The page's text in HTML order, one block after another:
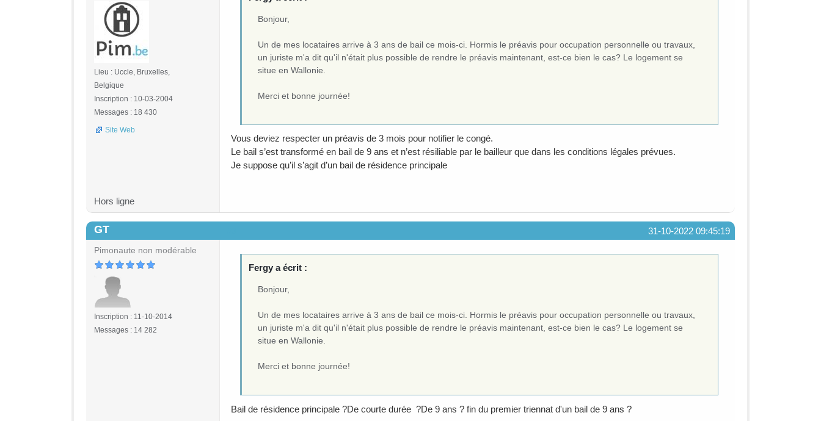
Lieu : Uccle, Bruxelles,
Belgique
Inscription : 10-03-2004
Messages : 18 430
Site Web
Bonjour,
Un de mes locataires arrive à 3 ans de bail ce mois-ci. Hormis le préavis pour occupation personnelle ou travaux,
un juriste m'a dit qu'il n'était plus possible de rendre le préavis maintenant, est-ce bien le cas? Le logement se
situe en Wallonie.
Merci et bonne journée!
Vous deviez respecter un préavis de 3 mois pour notifier le congé.
Le bail s’est transformé en bail de 9 ans et n’est résiliable par le bailleur que dans les conditions légales prévues.
Je suppose qu’il s’agit d’un bail de résidence principale
Hors ligne
31-10-2022 09:45:19
GT
Pimonaute non modérable
Inscription : 11-10-2014
Messages : 14 282
Fergy a écrit :
Bonjour,
Un de mes locataires arrive à 3 ans de bail ce mois-ci. Hormis le préavis pour occupation personnelle ou travaux,
un juriste m'a dit qu'il n'était plus possible de rendre le préavis maintenant, est-ce bien le cas? Le logement se
situe en Wallonie.
Merci et bonne journée!
Bail de résidence principale ?De courte durée ?De 9 ans ? fin du premier triennat d'un bail de 9 ans ?